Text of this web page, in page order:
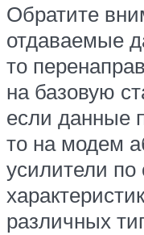
Обратите
отдаваемые
то
на базовую
если данные
то на модем
усилители по
различных